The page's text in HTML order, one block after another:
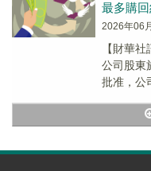
最多購
2026年06
【財華
公司股東
批准，公